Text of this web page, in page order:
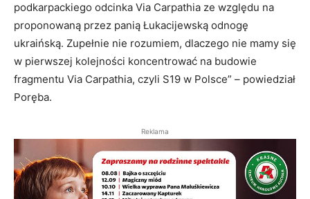
podkarpackiego odcinka Via Carpathia ze względu na
proponowaną przez panią Łukacijewską odnogę
ukraińską. Zupełnie nie rozumiem, dlaczego nie mamy się
w pierwszej kolejności koncentrować na budowie
fragmentu Via Carpathia, czyli S19 w Polsce” – powiedział
Poręba.
Reklama